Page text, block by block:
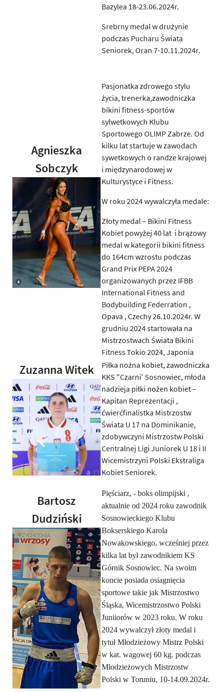
Bazylea 18-23.06.2024r.
Srebrny medal w drużynie
podczas Pucharu Świata
Seniorek, Oran 7-10.11.2024r.
Agnieszka
Sobczyk
Pasjonatka zdrowego stylu
życia, trenerka,zawodniczka
bikini fitness-sportów
sylwetkowych Klubu
Sportowego OLIMP Zabrze. Od
kilku lat startuje w zawodach
sywetkowych o randze krajowej
i międzynarodowej w
Kulturystyce i Fitness.
W roku 2024 wywalczyła medale:
Złoty medal – Bikini Fitness
Kobiet powyżej 40 lat i brązowy
medal w kategorii bikini fitness
do 164cm wzrostu podczas
Grand Prix PEPA 2024
organizowanych przez IFBB
International Fitness and
Bodybuilding Federration ,
Opava , Czechy 26.10.2024r. W
grudniu 2024 startowała na
Mistrzostwach Świata Bikini
Fitness Tokio 2024, Japonia
Zuzanna Witek
Piłka nożna kobiet, zawodniczka
KKS "Czarni' Sosnowiec, młoda
nadzieja piłki nożen kobiet –
Kapitan Reprezentacji ,
ćwierćfinalistka Mistrzostw
Świata U 17 na Dominikanie,
zdobywczyni Mistrzostw Polski
Centralnej Ligi Juniorek U 18 i II
Wicemistrzyni Polski Ekstraliga
Kobiet Seniorek.
Bartosz
Dudziński
Pięściarz, - boks olimpijski ,
aktualnie od 2024 roku zawodnik
Sosnowieckiego Klubu
Bokserskiego Karola
Nowakowskiego, wcześniej przez
kilka lat był zawodnikiem KS
Górnik Sosnowiec. Na swoim
koncie posiada osiagnięcia
sportowe takie jak Mistrzostwo
Śląska, Wicemistrzostwo Polski
Juniiorów w 2023 roku. W roku
2024 wywalczył złoty medal i
tytuł Młodzieżowy Mistrz Polski
w kat. wagowej 60 kg. podczas
Młodzieżowych Mistrzostw
Polski w Toruniu, 10-14.09.2024r.